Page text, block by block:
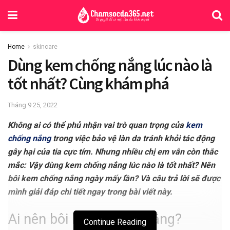
Home skincare
Dùng kem chống nắng lúc nào là
tốt nhất? Cùng khám phá
Tháng 9 25, 2022
Không ai có thể phủ nhận vai trò quan trọng của kem
chống nắngtrong việc bảo vệ làn da tránh khỏi tác động
gây hại của tia cực tím. Nhưng nhiều chị em vẫn còn thắc
mắc: Vậy dùng kem chống nắng lúc nào là tốt nhất? Nên
bôi kem chống nắng ngày mấy lần? Và câu trả lời sẽ được
mình giải đáp chi tiết ngay trong bài viết này.
Ai nên bôi kem chống nắng?
Continue Reading